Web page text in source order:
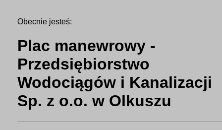
Obecnie jesteś:
Plac manewrowy -
Przedsiębiorstwo
Wodociągów i Kanalizacji
Sp. z o.o. w Olkuszu